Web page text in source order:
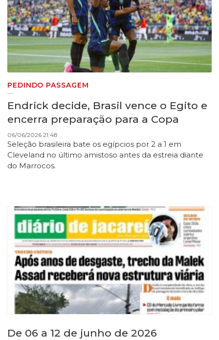
PEDINDO PASSAGEM
​Endrick decide, Brasil vence o Egito e
encerra preparação para a Copa
06/06/2026 21:48
Seleção brasileira bate os egípcios por 2 a 1 em
Cleveland no último amistoso antes da estreia diante
do Marrocos.
De 06 a 12 de junho de 2026